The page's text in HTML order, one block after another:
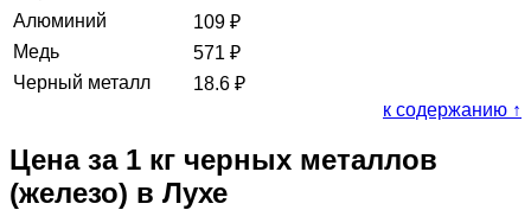
Алюминий
109 ₽
Медь
571 ₽
Черный металл
18.6 ₽
к содержанию ↑
Цена за 1 кг черных металлов
(железо) в Лухе